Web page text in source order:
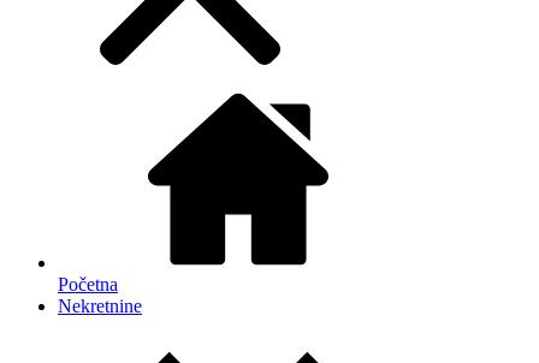
Početna
Nekretnine